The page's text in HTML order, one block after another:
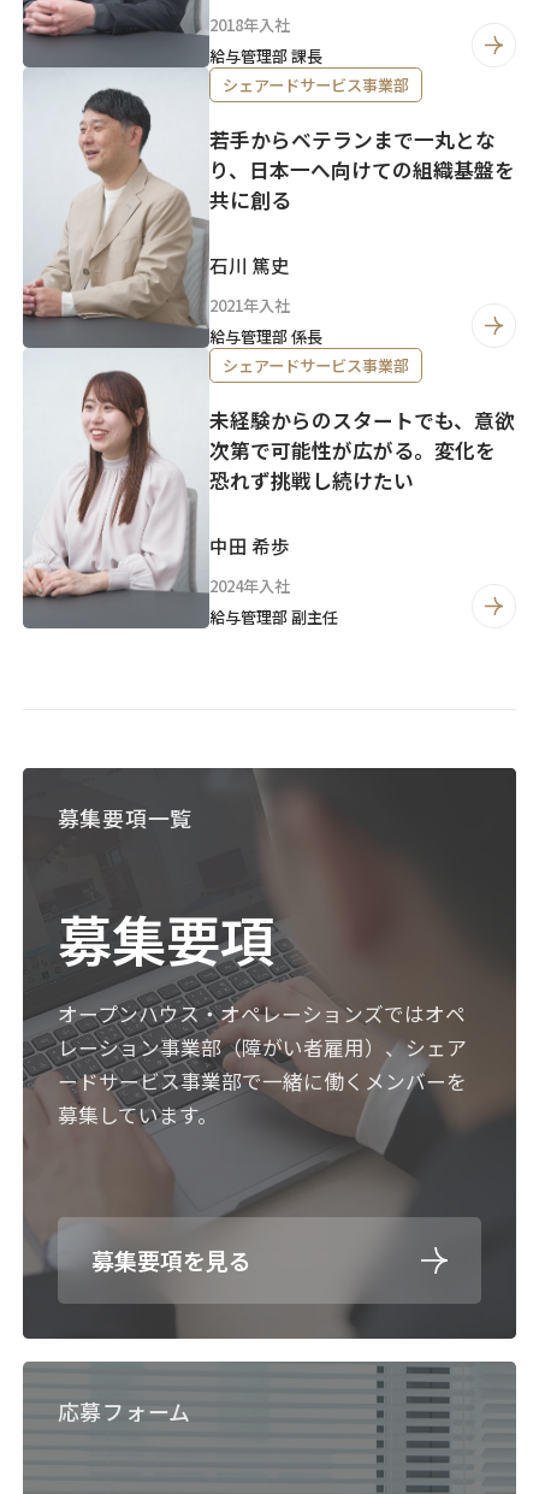
2018年入社
給与管理部 課長
シェアードサービス事業部
若手からベテランまで一丸とな
り、日本一へ向けての組織基盤を
共に創る
石川 篤史
2021年入社
給与管理部 係長
シェアードサービス事業部
未経験からのスタートでも、意欲
次第で可能性が広がる。変化を
恐れず挑戦し続けたい
中田 希歩
2024年入社
給与管理部 副主任
募集要項一覧
募集要項
オープンハウス・オペレーションズではオペ
レーション事業部（障がい者雇用）、シェア
ードサービス事業部で一緒に働くメンバーを
募集しています。
募集要項を見る
応募フォーム